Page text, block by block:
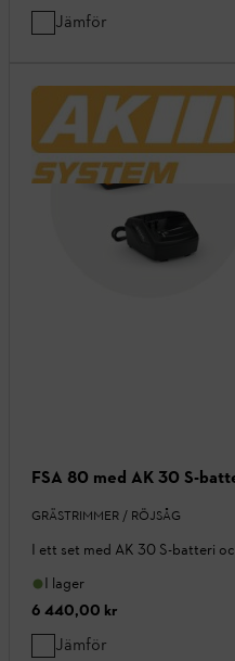
Jämför
FSA 80 med AK 30 S-
GRÄSTRIMMER / RÖJSÅG
I ett set med AK 30 S-batteri
I lager
6 440,00 kr
Jämför